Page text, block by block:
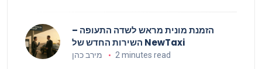
הזמנת מונית מראש לשדה התעופה –
השירות החדש של NewTaxi
מירב כהן 2 minutes read